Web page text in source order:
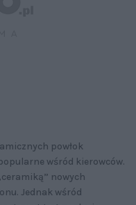
powłok
wśród kierowców.
nowych
Jednak wśród